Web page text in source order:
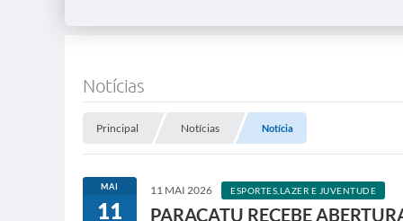
Notícias
Principal Notícias Notícia
MAI
11
11 MAI 2026 ESPORTES,LAZER E JUVENTUDE
PARACATU RECEBE